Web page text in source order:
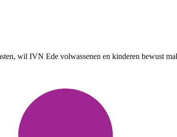
wil IVN Ede volwassenen en kinderen bewust